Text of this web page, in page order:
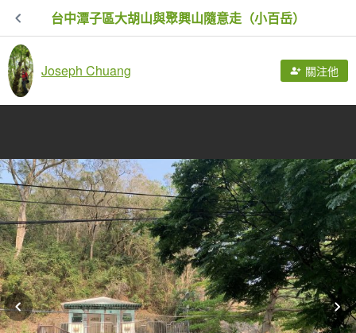
台中潭子區大胡山與聚興山隨意走（小百岳）
Joseph Chuang 關注他